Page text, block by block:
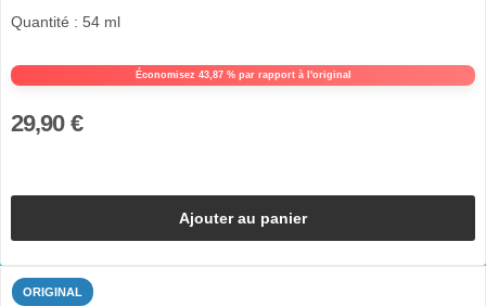
Économisez 43,87 % par rapport à l'original
Quantité : 54 ml
29,90 €
Ajouter au panier
ORIGINAL